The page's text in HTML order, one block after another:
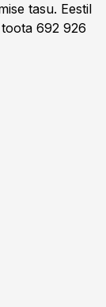
tasu. Eestil
692 926